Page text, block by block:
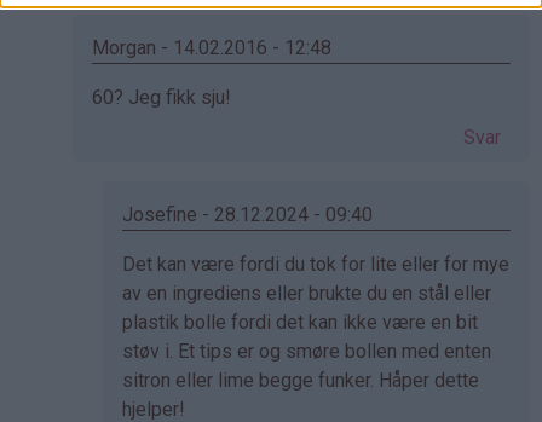
av
Emilie
bekreftet)
Morgan - 14.02.2016 - 12:48
Som
Wenche
bekreftet)
60? Jeg fikk sju!
Svar
Josefine - 28.12.2024 - 09:40
Som
svar
på
av
Morgan
(ikke
Det kan være fordi du tok for lite eller for mye
av en ingrediens eller brukte du en stål eller
plastik bolle fordi det kan ikke være en bit
støv i. Et tips er og smøre bollen med enten
sitron eller lime begge funker. Håper dette
hjelper!